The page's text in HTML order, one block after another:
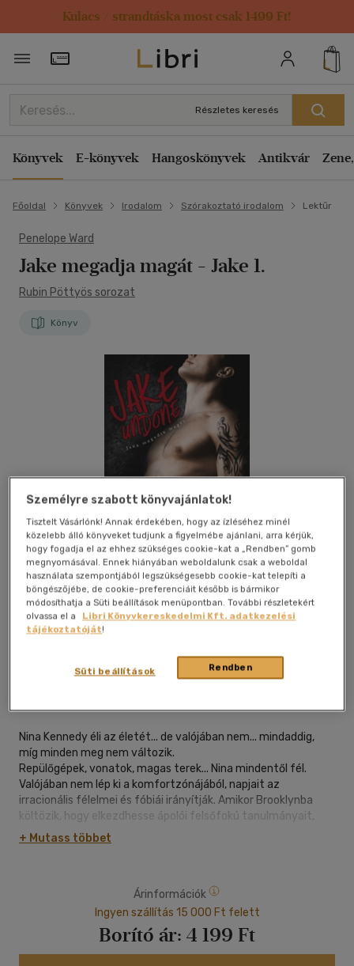
Kulacs / strandtáska most csak 1499 Ft!
Törzsvásárlói Kártya adatai
Részletes keresés
Könyvek E-könyvek Hangoskönyvek Antikvár
Főoldal Könyvek Irodalom Szórakoztató irodalom Lektűr
Penelope Ward
Jake megadja magát - Jake 1.
Rubin Pöttyös sorozat
Könyv
Kívánságlistához adom
(4 vélemény)
Nina Kennedy éli az életét... de valójában nem... mindaddig,
míg minden meg nem változik.
Repülőgépek, vonatok, magas terek... Nina mindentől fél.
Valójában nem lép ki a komfortzónájából, napjait az
irracionális félelmei és fóbiái irányítják. Amikor Brooklynba
költözik, hogy elkezdhesse ápolói felsőfokú tanulmányait,
élete 180 fokos fordulatot vesz, mert akaratlan, de intenzív
vonzalmat érez bámulatos lakótársa, egy agyontetovált,
Jake Green durva külseje és ördögi mosolya mögött arany
szív rejtőzik. Feladatának érzi, hogy megváltoztassa Nina
életfelfogását. Amikor Jake beleegyezik, hogy korrepetálja
Ninát, alkut kötnek, de a tétek magasak, hisz arra kényszeríti
a lányt, hogy szembenézzen a démonaival. Arra azonban még
+ Mutass többet
Árinformációk
Ingyen szállítás 15 000 Ft felett
Borító ár: 4 199 Ft
Személyre szabott könyvajánlatok!
Tisztelt Vásárlónk! Annak érdekében, hogy az ízléséhez minél
közelebb álló könyveket tudjunk a figyelmébe ajánlani, arra kérjük,
hogy fogadja el az ehhez szükséges cookie-kat a „Rendben” gomb
megnyomásával. Ennek hiányában weboldalunk csak a weboldal
használata szempontjából legszükségesebb cookie-kat telepíti a
böngészőjébe, de cookie-preferenciáit később is bármikor
módosíthatja a Süti beállítások menüpontban. További részletekért
olvassa el a
Libri Könyvkereskedelmi Kft. adatkezelési
tájékoztatóját!
Rendben
Süti beállítások